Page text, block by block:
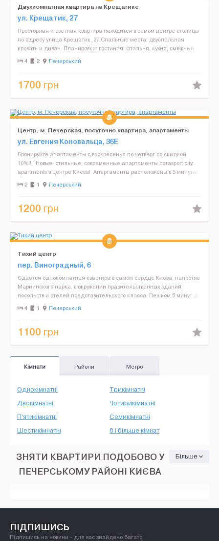
Двухкомнатная квартира на Крещатике
ул. Крещатик, 27
Просторная и светлая квартира находится в самом центре столицы
по адресу улица Крещатик, 27.Спальные места: двуспальная
кровать и диван. Планировка: гостиная, спальня, кухня, смежный
санузел.Бытовая техника: кондиционер, телевизор...
4 2 Печерський
1700 грн
Центр, м. Печерская, посуточно квартира, апартаменты
ул. Евгения Коновальца, 36Е
Бронируйте апартаменты с воскресенья по четверг со скидкой
10%!!! Новые, стильные, современные апартаменты barasport city
apartments в центре Киева! Апартаменты расположены в 5 минутах
ходьбы от метро «Печерская...
2 1 Печерський
1200 грн
Тихий центр
пер. Виноградный, 6
Сдается однокомнатная квартира в самом сердце Киева, напротив
Мариинского парка, в окружении правительственных зданий,
посольств и отелей представительского класса. Пешком 5 минут до
Верховной Рады, администрации Президента. Кварт...
4 1 Печерський
1100 грн
Кімнати Райони Метро
Однокімнатні
Двокімнатні
Трикімнатні
Чотирикімнатні
П'ятикімнатні
Шестикімнатні
Семикімнатні
8 і більше кімнат
ЗНЯТИ КВАРТИРИ ПОДОБОВО У
ПЕЧЕРСЬКОМУ РАЙОНІ КИЄВА
Більше
ПІДПИШИСЬ
Підпишись на новини - для вас знайдено багато